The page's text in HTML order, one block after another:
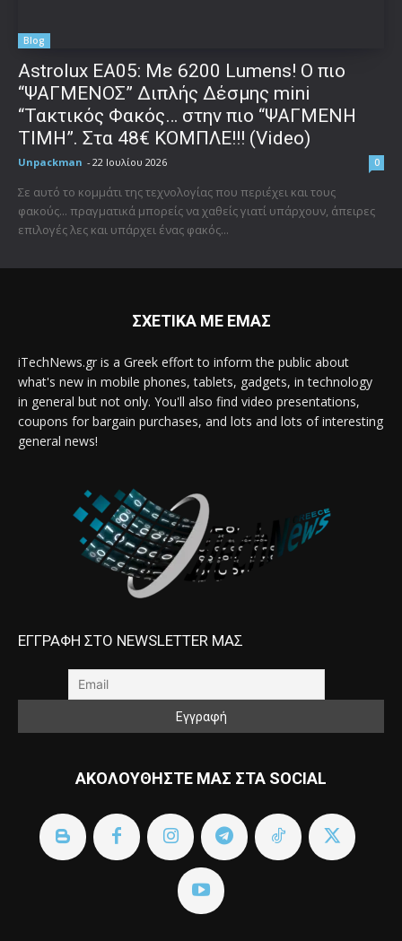
Blog
Astrolux ΕΑ05: Με 6200 Lumens! Ο πιο
“ΨΑΓΜΕΝΟΣ” Διπλής Δέσμης mini
“Τακτικός Φακός… στην πιο “ΨΑΓΜΕΝΗ
ΤΙΜΗ”. Στα 48€ ΚΟΜΠΛΕ!!! (Video)
Unpackman - 22 Ιουλίου 2026 0
Σε αυτό το κομμάτι της τεχνολογίας που περιέχει και τους
φακούς... πραγματικά μπορείς να χαθείς γιατί υπάρχουν, άπειρες
επιλογές λες και υπάρχει ένας φακός...
ΣΧΕΤΙΚΑ ΜΕ ΕΜΑΣ
iTechNews.gr is a Greek effort to inform the public about
what's new in mobile phones, tablets, gadgets, in technology
in general but not only. You'll also find video presentations,
coupons for bargain purchases, and lots and lots of interesting
general news!
ΕΓΓΡΑΦΗ ΣΤΟ NEWSLETTER ΜΑΣ
ΑΚΟΛΟΥΘΗΣΤΕ ΜΑΣ ΣΤΑ SOCIAL